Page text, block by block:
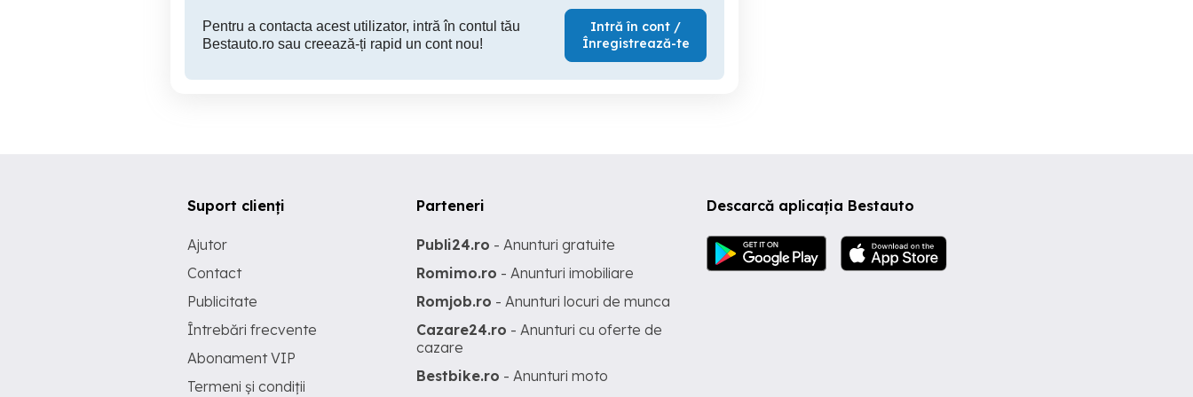
Pentru a contacta acest utilizator, intră în contul tău
Bestauto.ro sau creează-ți rapid un cont nou!
Intră în cont /
Înregistrează-te
Descarcă aplicația Bestauto
Suport clienți
Ajutor
Contact
Publicitate
Întrebări frecvente
Abonament VIP
Termeni și condiții
Parteneri
Publi24.ro - Anunturi gratuite
Romimo.ro - Anunturi imobiliare
Romjob.ro - Anunturi locuri de munca
Cazare24.ro - Anunturi cu oferte de
cazare
Bestbike.ro - Anunturi moto